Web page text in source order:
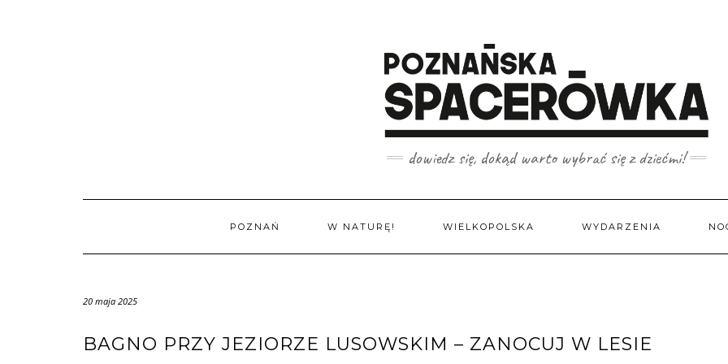
dowiedz się, dokąd warto wybrać się z dziećmi!
POZNAŃ W NATURĘ! WIELKOPOLSKA WYDARZENIA
20 maja 2025
BAGNO PRZY JEZIORZE LUSOWSKIM – ZANOCUJ W LESIE